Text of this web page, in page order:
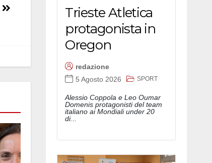
Trieste Atletica
protagonista in
Oregon
redazione
5 Agosto 2026
SPORT
Alessio Coppola e Leo Oumar
Domenis protagonisti del team
italiano ai Mondiali under 20
di...